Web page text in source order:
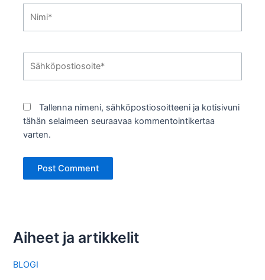
Tallenna nimeni, sähköpostiosoitteeni ja kotisivuni
tähän selaimeen seuraavaa kommentointikertaa
varten.
Aiheet ja artikkelit
BLOGI